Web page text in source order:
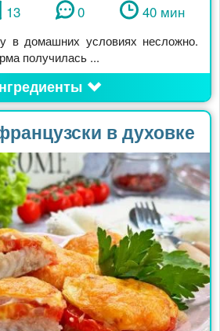
13 0 40 мин
в домашних условиях несложно.
получилась ...
в духовке